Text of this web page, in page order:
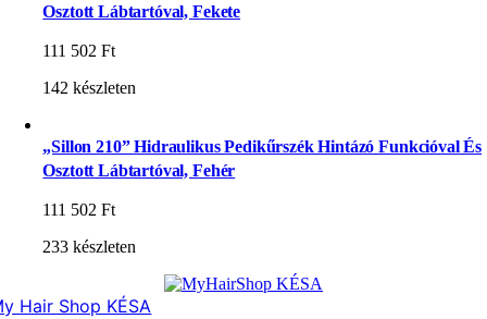
Osztott Lábtartóval, Fekete
111 502Ft
142 készleten
„Sillon 210” Hidraulikus Pedikűrszék Hintázó Funkcióval És
Osztott Lábtartóval, Fehér
111 502Ft
233 készleten
Hair Shop KÉSA